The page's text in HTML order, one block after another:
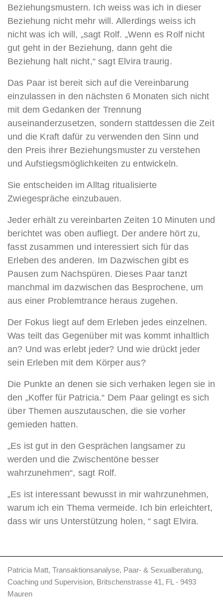
Beziehungsmustern. Ich weiss was ich in dieser
Beziehung nicht mehr will. Allerdings weiss ich
nicht was ich will, „sagt Rolf. „Wenn es Rolf nicht
gut geht in der Beziehung, dann geht die
Beziehung halt nicht,“ sagt Elvira traurig.
Das Paar ist bereit sich auf die Vereinbarung
einzulassen in den nächsten 6 Monaten sich nicht
mit dem Gedanken der Trennung
auseinanderzusetzen, sondern stattdessen die Zeit
und die Kraft dafür zu verwenden den Sinn und
den Preis ihrer Beziehungsmuster zu verstehen
und Aufstiegsmöglichkeiten zu entwickeln.
Sie entscheiden im Alltag ritualisierte
Zwiegespräche einzubauen.
Jeder erhält zu vereinbarten Zeiten 10 Minuten und
berichtet was oben aufliegt. Der andere hört zu,
fasst zusammen und interessiert sich für das
Erleben des anderen. Im Dazwischen gibt es
Pausen zum Nachspüren. Dieses Paar tanzt
manchmal im dazwischen das Besprochene, um
aus einer Problemtrance heraus zugehen.
Der Fokus liegt auf dem Erleben jedes einzelnen.
Was teilt das Gegenüber mit was kommt inhaltlich
an? Und was erlebt jeder? Und wie drückt jeder
sein Erleben mit dem Körper aus?
Die Punkte an denen sie sich verhaken legen sie in
den „Koffer für Patricia.“ Dem Paar gelingt es sich
über Themen auszutauschen, die sie vorher
gemieden hatten.
„Es ist gut in den Gesprächen langsamer zu
werden und die Zwischentöne besser
wahrzunehmen“, sagt Rolf.
„Es ist interessant bewusst in mir wahrzunehmen,
warum ich ein Thema vermeide. Ich bin erleichtert,
dass wir uns Unterstützung holen, “ sagt Elvira.
Patricia Matt, Transaktionsanalyse, Paar- & Sexualberatung,
Coaching und Supervision, Britschenstrasse 41, FL - 9493
Mauren